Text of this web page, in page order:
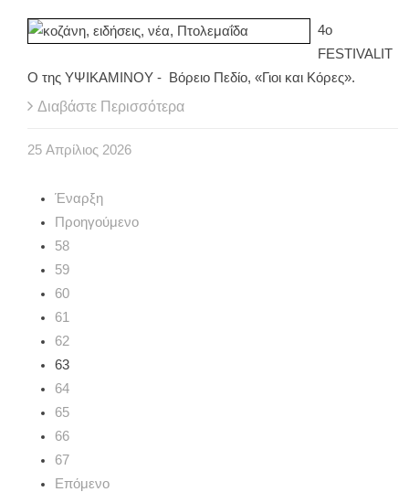
4ο
FESTIVALIT
O της ΥΨΙΚΑΜΙΝΟΥ - Βόρειο Πεδίο, «Γιοι και Κόρες».
Διαβάστε Περισσότερα
25 Απρίλιος 2026
Έναρξη
Προηγούμενο
58
59
60
61
62
63
64
65
66
67
Επόμενο